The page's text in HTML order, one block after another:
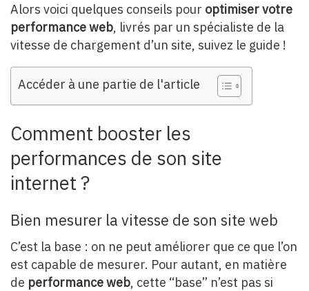
Alors voici quelques conseils pour optimiser votre
performance web, livrés par un spécialiste de la
vitesse de chargement d’un site, suivez le guide !
Accéder à une partie de l'article
Comment booster les
performances de son site
internet ?
Bien mesurer la vitesse de son site web
C’est la base : on ne peut améliorer que ce que l’on
est capable de mesurer. Pour autant, en matière
de performance web, cette “base” n’est pas si